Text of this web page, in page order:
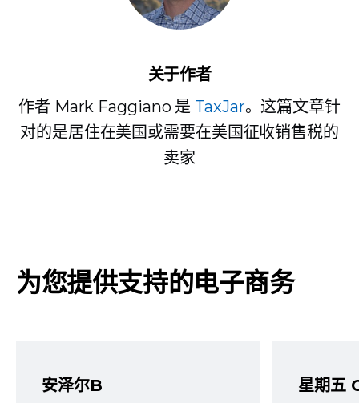
关于作者
作者 Mark Faggiano 是 TaxJar。这篇文章针
对的是居住在美国或需要在美国征收销售税的
卖家
为您提供支持的电子商务
安泽尔B
星期五